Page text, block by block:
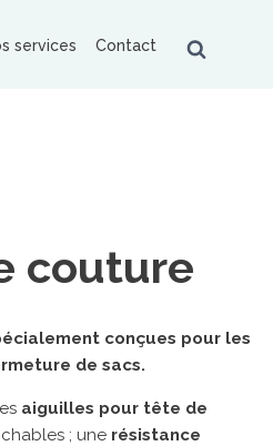
services Contact
couture
conçues pour les
de sacs.
aiguilles pour tête de
; une résistance
Fischbein